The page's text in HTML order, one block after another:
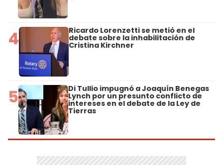
4 Ricardo Lorenzetti se metió en el
debate sobre la inhabilitación de
Cristina Kirchner
5 Di Tullio impugnó a Joaquín Benegas
Lynch por un presunto conflicto de
intereses en el debate de la Ley de
Tierras